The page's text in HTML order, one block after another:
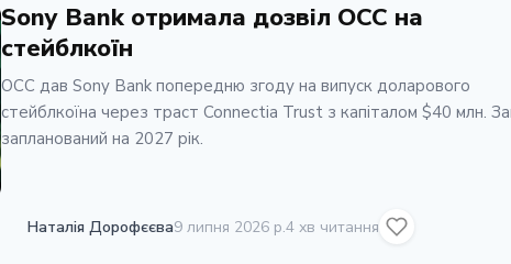
Sony Bank отримала дозвіл OCC на
стейблкоїн
OCC дав Sony Bank попередню згоду на випуск доларового
стейблкоїна через траст Connectia Trust з капіталом $40 млн.
запланований на 2027 рік.
Наталія Дорофєєва9 липня 2026 р.4 хв читання